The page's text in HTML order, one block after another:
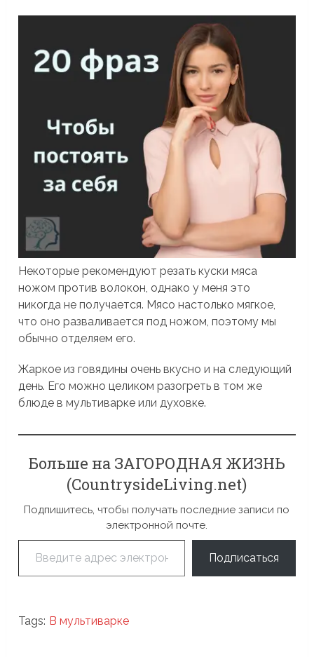
Некоторые рекомендуют резать куски мяса
ножом против волокон, однако у меня это
никогда не получается. Мясо настолько мягкое,
что оно разваливается под ножом, поэтому мы
обычно отделяем его.
Жаркое из говядины очень вкусно и на следующий
день. Его можно целиком разогреть в том же
блюде в мультиварке или духовке.
Больше на ЗАГОРОДНАЯ ЖИЗНЬ
(CountrysideLiving.net)
Подпишитесь, чтобы получать последние записи по
электронной почте.
Введите адрес электронной почты…
Подписаться
Tags: В мультиварке